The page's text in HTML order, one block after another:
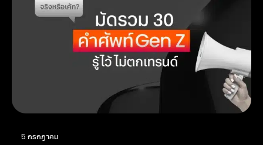
5 กรกฎาคม